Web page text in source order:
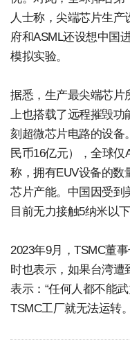
人士称，尖端芯片生
府和ASML还设想中国
模拟实验。
据悉，生产最尖端芯片
上也搭载了远程摧毁功
刻超微芯片电路的设备
民币16亿元），全球
称，拥有EUV设备的数
芯片产能。中国因受到
目前无力接触5纳米以
2023年9月，TSMC董
时也表示，如果台湾遭
表示：“任何人都不能
TSMC工厂就无法运转